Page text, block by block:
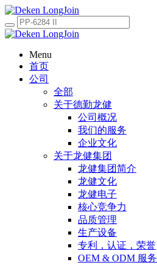
Menu
首页
公司
全部
关于德勤龙健
公司概况
我们的服务
企业文化
关于龙健集团
龙健集团简介
龙健文化
龙健电子
核心竞争力
品质管理
生产设备
专利，认证，荣誉
OEM & ODM 服务